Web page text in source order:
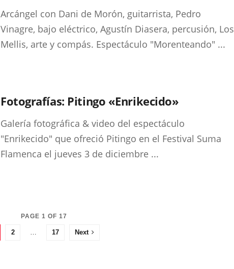
Arcángel con Dani de Morón, guitarrista, Pedro
Vinagre, bajo eléctrico, Agustín Diasera, percusión, Los
Mellis, arte y compás. Espectáculo "Morenteando" ...
Fotografías: Pitingo «Enrikecido»
Galería fotográfica & video del espectáculo
"Enrikecido" que ofreció Pitingo en el Festival Suma
Flamenca el jueves 3 de diciembre ...
PAGE 1 OF 17
2 … 17 Next